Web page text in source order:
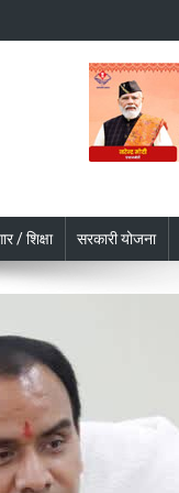
/ शिक्षा सरकारी योजना